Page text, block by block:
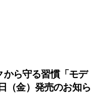
から守る習慣「モデ
（金）発売のお知ら